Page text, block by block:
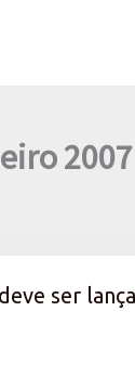
2007
ser